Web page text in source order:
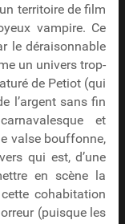
territoire de film
vampire. Ce
le déraisonnable
un univers trop-
de Petiot (qui
l’argent sans fin
et
valse bouffonne,
qui est, d’une
en scène la
cohabitation
(puisque les